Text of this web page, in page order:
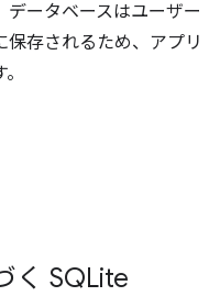
ータベースはユーザー
存されるため、アプリ
く SQLite